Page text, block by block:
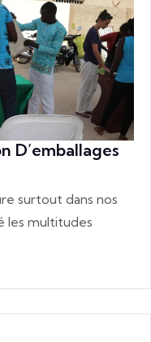
D’emballages
surtout dans nos
les multitudes